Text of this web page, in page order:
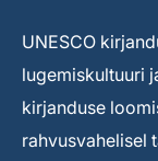
UNESCO
lugemiskultuuri
kirjanduse
rahvusvahelisel